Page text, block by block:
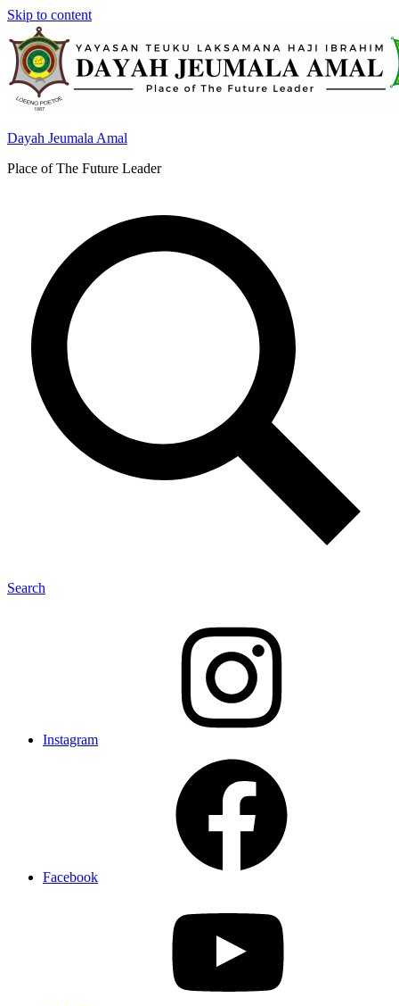
Skip to content
Dayah Jeumala Amal
Place of The Future Leader
Search
Instagram
Facebook